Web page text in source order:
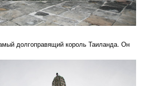
долгоправящий король Таиланда. Он